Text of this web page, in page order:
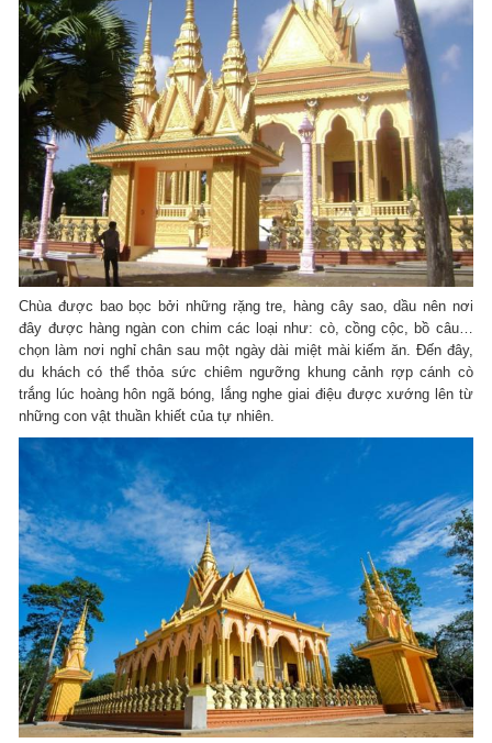
Chùa được bao bọc bởi những rặng tre, hàng cây sao, dầu nên nơi
đây được hàng ngàn con chim các loại như: cò, cồng cộc, bồ câu…
chọn làm nơi nghỉ chân sau một ngày dài miệt mài kiếm ăn. Đến đây,
du khách có thể thỏa sức chiêm ngưỡng khung cảnh rợp cánh cò
trắng lúc hoàng hôn ngã bóng, lắng nghe giai điệu được xướng lên từ
những con vật thuần khiết của tự nhiên.